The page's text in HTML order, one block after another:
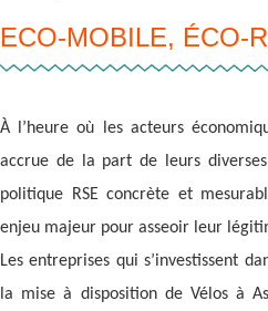
ECO-MOBILE, ÉCO-
À l’heure où les acteurs
accrue de la part de leurs
politique RSE concrète et
enjeu majeur pour asseoir leur
Les entreprises qui s’investissent
la mise à disposition de Vélos à